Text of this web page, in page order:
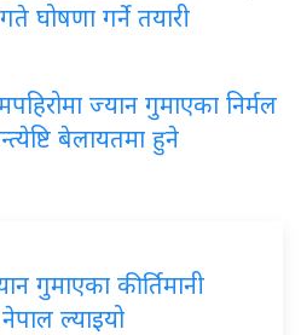
घोषणा गर्ने तयारी
ज्यान गुमाएका निर्मल
बेलायतमा हुने
गुमाएका कीर्तिमानी
ल्याइयो